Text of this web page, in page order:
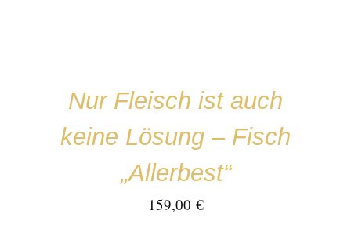
Nur Fleisch ist auch
keine Lösung – Fisch
„Allerbest“
159,00 €